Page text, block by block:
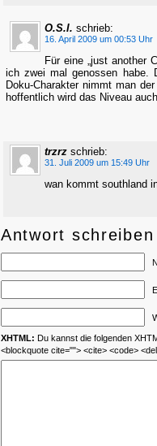
O.S.I. schrieb:
16. April 2009 um 00:53 Uhr
Für eine „just another
ich zwei mal genossen habe.
Doku-Charakter nimmt man
hoffentlich wird das Niveau
trzrz schrieb:
31. Juli 2009 um 15:49 Uhr
wan kommt southland
Antwort schreiben
XHTML: Du kannst die folgenden
<blockquote cite=""> <cite> <code>